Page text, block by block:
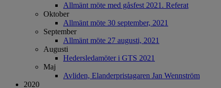
Allmänt möte med gåsfest 2021. Referat
Oktober
Allmänt möte 30 september, 2021
September
Allmänt möte 27 augusti, 2021
Augusti
Hedersledamöter i GTS 2021
Maj
Avliden, Elanderpristagaren Jan Wennström
2020